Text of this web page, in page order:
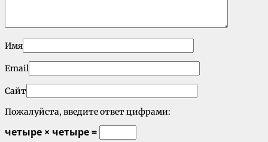
Имя
Email
Сайт
Пожалуйста, введите ответ цифрами:
четыре × четыре =